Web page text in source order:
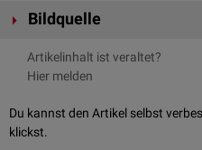
thyroepiglotticuman, das den
kaudalenEnde der Cartilago
weitere, aber nur schwach
verläuft eineLinea obliqua, welche
Der Schildknorpel ist die
Eingriffes wird als
Bildquelle
Bildquelle Podcast Hals: ©
Artikelinhalt ist veraltet?
Hier melden
Du kannst den Artikel selbst
klickst.